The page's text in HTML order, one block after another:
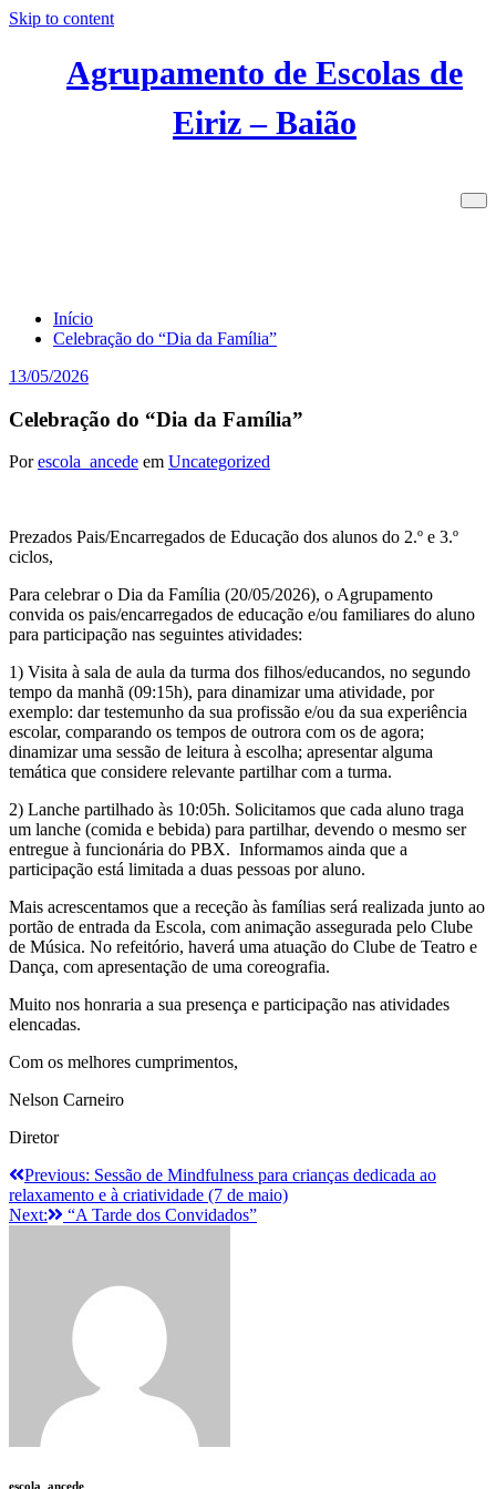
Skip to content
Agrupamento de Escolas de
Eiriz – Baião
Início
Celebração do “Dia da Família”
13/05/2026
Celebração do “Dia da Família”
Porescola_ancede em Uncategorized
Prezados Pais/Encarregados de Educação dos alunos do 2.º e 3.º
ciclos,
Para celebrar o Dia da Família (20/05/2026), o Agrupamento
convida os pais/encarregados de educação e/ou familiares do aluno
para participação nas seguintes atividades:
1) Visita à sala de aula da turma dos filhos/educandos, no segundo
tempo da manhã (09:15h), para dinamizar uma atividade, por
exemplo: dar testemunho da sua profissão e/ou da sua experiência
escolar, comparando os tempos de outrora com os de agora;
dinamizar uma sessão de leitura à escolha; apresentar alguma
temática que considere relevante partilhar com a turma.
2) Lanche partilhado às 10:05h. Solicitamos que cada aluno traga
um lanche (comida e bebida) para partilhar, devendo o mesmo ser
entregue à funcionária do PBX. Informamos ainda que a
participação está limitada a duas pessoas por aluno.
Mais acrescentamos que a receção às famílias será realizada junto ao
portão de entrada da Escola, com animação assegurada pelo Clube
de Música. No refeitório, haverá uma atuação do Clube de Teatro e
Dança, com apresentação de uma coreografia.
Muito nos honraria a sua presença e participação nas atividades
elencadas.
Com os melhores cumprimentos,
Nelson Carneiro
Diretor
Navegação
de
Previous: Sessão de Mindfulness para crianças dedicada ao
relaxamento e à criatividade (7 de maio)
Next:
“A Tarde dos Convidados”
escola_ancede